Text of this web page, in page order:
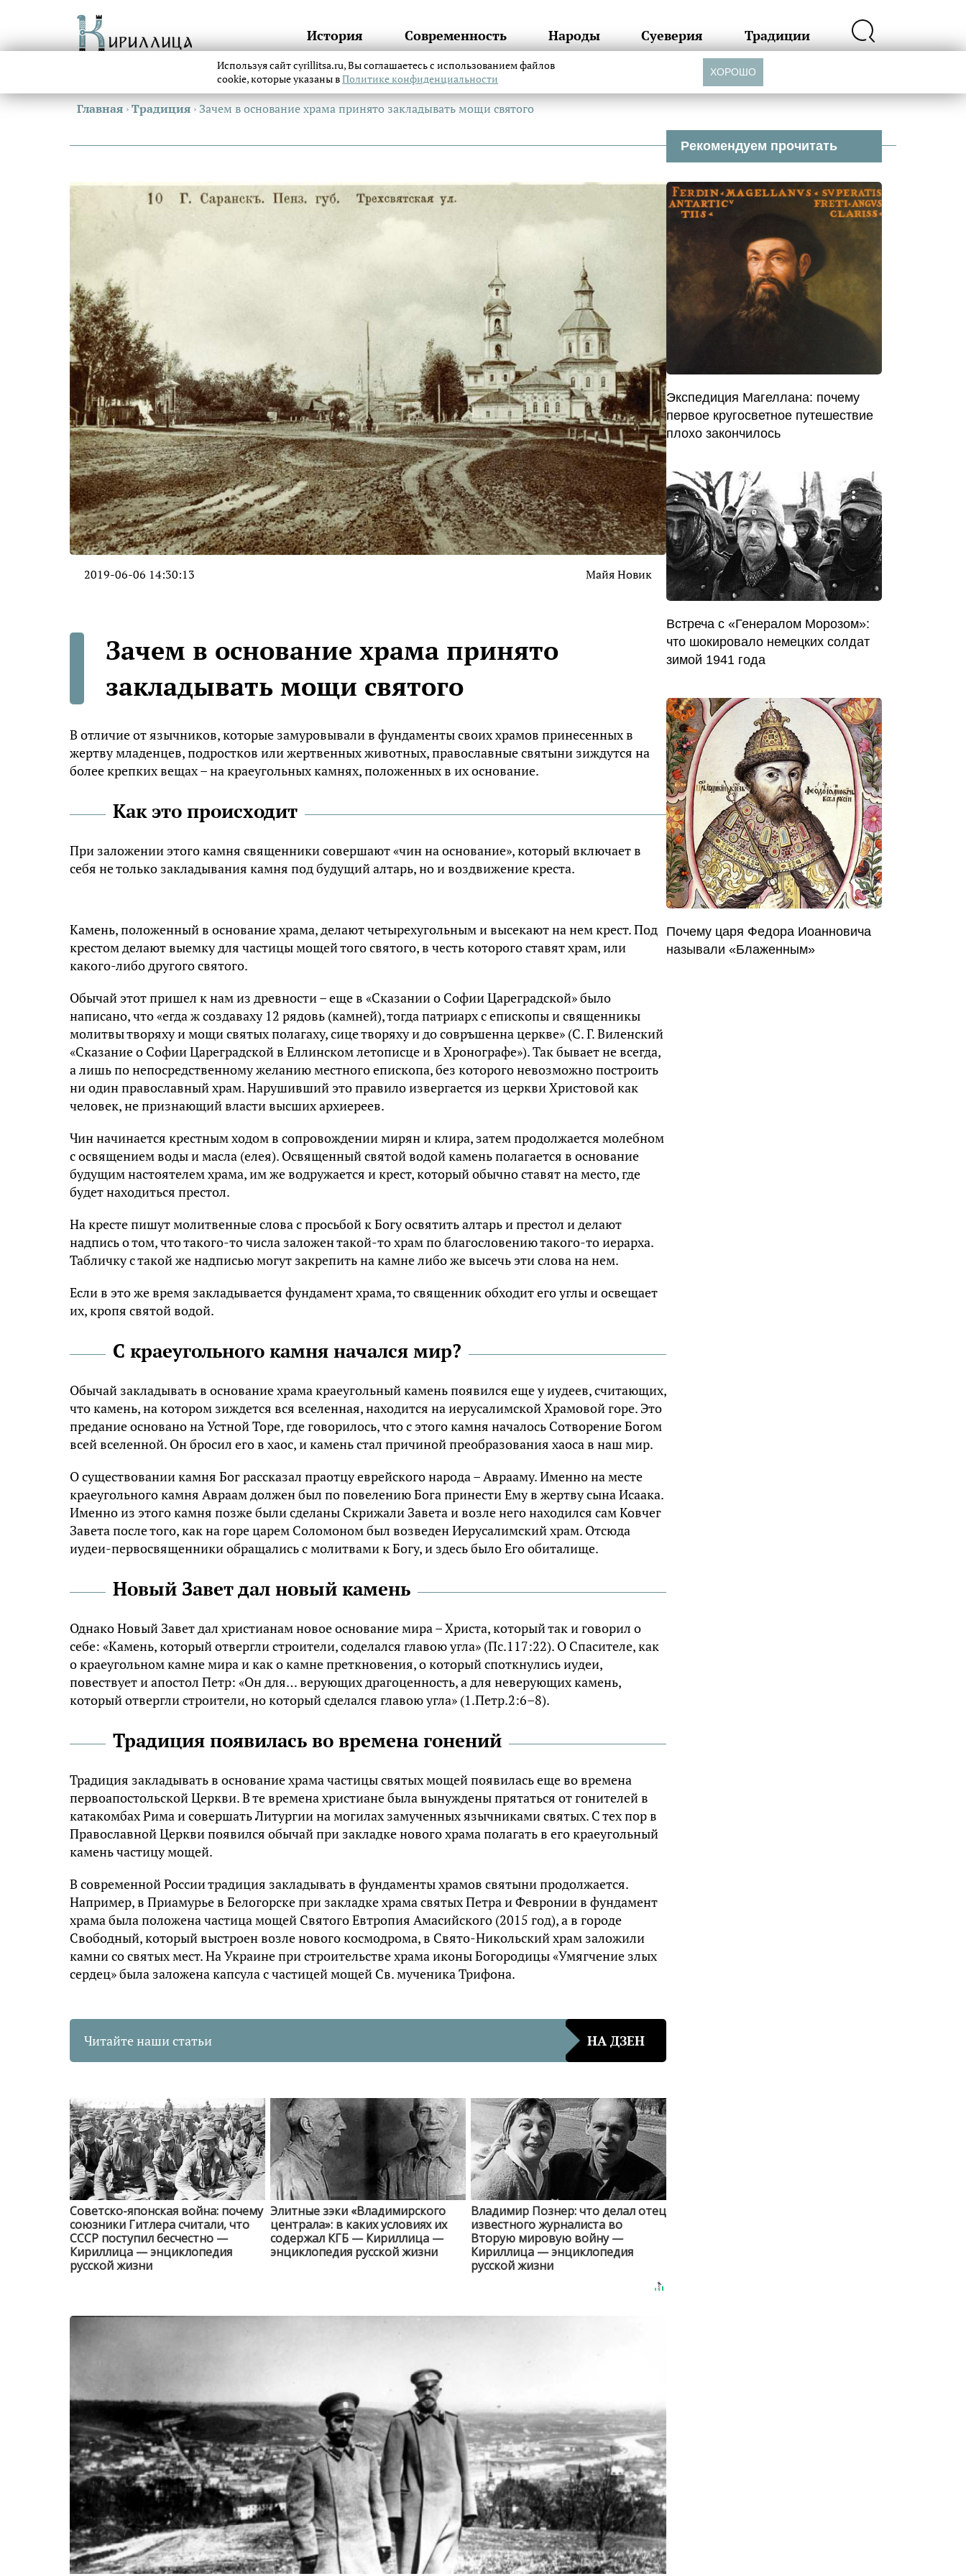
История Современность Народы Суеверия Традиции
Главная ›Традиция › Зачем в основание храма принято закладывать мощи святого
2019-06-06 14:30:13 Майя Новик
Зачем в основание храма принято
закладывать мощи святого
В отличие от язычников, которые замуровывали в фундаменты своих храмов принесенных в
жертву младенцев, подростков или жертвенных животных, православные святыни зиждутся на
более крепких вещах – на краеугольных камнях, положенных в их основание.
Как это происходит
При заложении этого камня священники совершают «чин на основание», который включает в
себя не только закладывания камня под будущий алтарь, но и воздвижение креста.
Камень, положенный в основание храма, делают четырехугольным и высекают на нем крест. Под
крестом делают выемку для частицы мощей того святого, в честь которого ставят храм, или
какого-либо другого святого.
Обычай этот пришел к нам из древности – еще в «Сказании о Софии Цареградской» было
написано, что «егда ж создаваху 12 рядовь (камней), тогда патриарх с епископы и священникы
молитвы творяху и мощи святых полагаху, сице творяху и до совръшенна церкве» (С. Г. Виленский
«Сказание о Софии Цареградской в Еллинском летописце и в Хронографе»). Так бывает не всегда,
а лишь по непосредственному желанию местного епископа, без которого невозможно построить
ни один православный храм. Нарушивший это правило извергается из церкви Христовой как
человек, не признающий власти высших архиереев.
Чин начинается крестным ходом в сопровождении мирян и клира, затем продолжается молебном
с освящением воды и масла (елея). Освященный святой водой камень полагается в основание
будущим настоятелем храма, им же водружается и крест, который обычно ставят на место, где
будет находиться престол.
На кресте пишут молитвенные слова с просьбой к Богу освятить алтарь и престол и делают
надпись о том, что такого-то числа заложен такой-то храм по благословению такого-то иерарха.
Табличку с такой же надписью могут закрепить на камне либо же высечь эти слова на нем.
Если в это же время закладывается фундамент храма, то священник обходит его углы и освещает
их, кропя святой водой.
С краеугольного камня начался мир?
Обычай закладывать в основание храма краеугольный камень появился еще у иудеев, считающих,
что камень, на котором зиждется вся вселенная, находится на иерусалимской Храмовой горе. Это
предание основано на Устной Торе, где говорилось, что с этого камня началось Сотворение Богом
всей вселенной. Он бросил его в хаос, и камень стал причиной преобразования хаоса в наш мир.
О существовании камня Бог рассказал праотцу еврейского народа – Аврааму. Именно на месте
краеугольного камня Авраам должен был по повелению Бога принести Ему в жертву сына Исаака.
Именно из этого камня позже были сделаны Скрижали Завета и возле него находился сам Ковчег
Завета после того, как на горе царем Соломоном был возведен Иерусалимский храм. Отсюда
иудеи-первосвященники обращались с молитвами к Богу, и здесь было Его обиталище.
Новый Завет дал новый камень
Однако Новый Завет дал христианам новое основание мира – Христа, который так и говорил о
себе: «Камень, который отвергли строители, соделался главою угла» (Пс.117:22). О Спасителе, как
о краеугольном камне мира и как о камне преткновения, о который споткнулись иудеи,
повествует и апостол Петр: «Он для… верующих драгоценность, а для неверующих камень,
который отвергли строители, но который сделался главою угла» (1.Петр.2:6–8).
Традиция появилась во времена гонений
Традиция закладывать в основание храма частицы святых мощей появилась еще во времена
первоапостольской Церкви. В те времена христиане была вынуждены прятаться от гонителей в
катакомбах Рима и совершать Литургии на могилах замученных язычниками святых. С тех пор в
Православной Церкви появился обычай при закладке нового храма полагать в его краеугольный
камень частицу мощей.
В современной России традиция закладывать в фундаменты храмов святыни продолжается.
Например, в Приамурье в Белогорске при закладке храма святых Петра и Февронии в фундамент
храма была положена частица мощей Святого Евтропия Амасийского (2015 год), а в городе
Свободный, который выстроен возле нового космодрома, в Свято-Никольский храм заложили
камни со святых мест. На Украине при строительстве храма иконы Богородицы «Умягчение злых
сердец» была заложена капсула с частицей мощей Св. мученика Трифона.
Читайте наши статьи НА ДЗЕН
Советско-японская война: почему
союзники Гитлера считали, что
СССР поступил бесчестно —
Кириллица — энциклопедия
русской жизни
Элитные зэки «Владимирского
централа»: в каких условиях их
содержал КГБ — Кириллица —
энциклопедия русской жизни
Владимир Познер: что делал отец
известного журналиста во
Вторую мировую войну —
Кириллица — энциклопедия
русской жизни
Рекомендуем прочитать
Экспедиция Магеллана: почему
первое кругосветное путешествие
плохо закончилось
Встреча с «Генералом Морозом»:
что шокировало немецких солдат
зимой 1941 года
Почему царя Федора Иоанновича
называли «Блаженным»
Используя сайт cyrillitsa.ru, Вы соглашаетесь с использованием файлов
cookie, которые указаны вПолитике конфиденциальности ХОРОШО